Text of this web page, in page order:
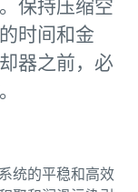
保持压缩空
时间和金
器之前，必
统的平稳和高效